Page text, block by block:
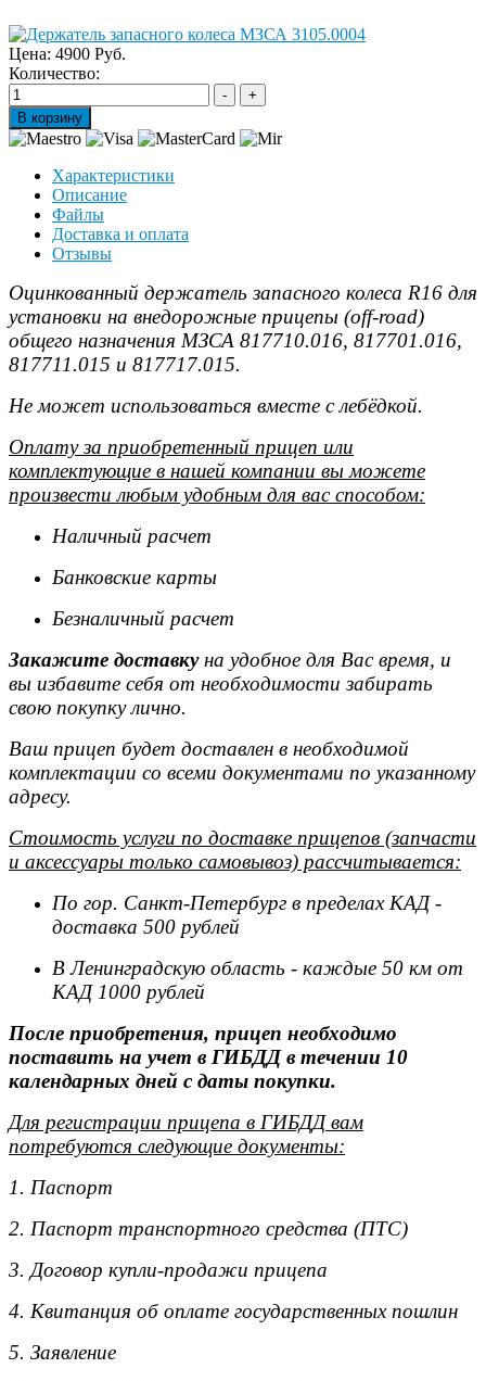
Цена: 4900 Руб.
Количество:
Характеристики
Описание
Файлы
Доставка и оплата
Отзывы
Оцинкованный держатель запасного колеса R16 для
установки на внедорожные прицепы (off-road)
общего назначения МЗСА 817710.016, 817701.016,
817711.015 и 817717.015.
Не может использоваться вместе с лебёдкой.
Оплату за приобретенный прицеп или
комплектующие в нашей компании вы можете
произвести любым удобным для вас способом:
Наличный расчет
Банковские карты
Безналичный расчет
Закажите доставкуна удобное для Вас время, и
вы избавите себя от необходимости забирать
свою покупку лично.
Ваш прицеп будет доставлен в необходимой
комплектации со всеми документами по указанному
адресу.
Стоимость услуги по доставке прицепов (запчасти
и аксессуары только самовывоз) рассчитывается:
По гор. Санкт-Петербург в пределах КАД -
доставка 500 рублей
В Ленинградскую область - каждые 50 км от
КАД 1000 рублей
После приобретения, прицеп необходимо
поставить на учет в ГИБДД в течении 10
календарных дней с даты покупки.
Для регистрации прицепа в ГИБДД вам
потребуются следующие документы:
1. Паспорт
2. Паспорт транспортного средства (ПТС)
3. Договор купли-продажи прицепа
4. Квитанция об оплате государственных пошлин
5. Заявление